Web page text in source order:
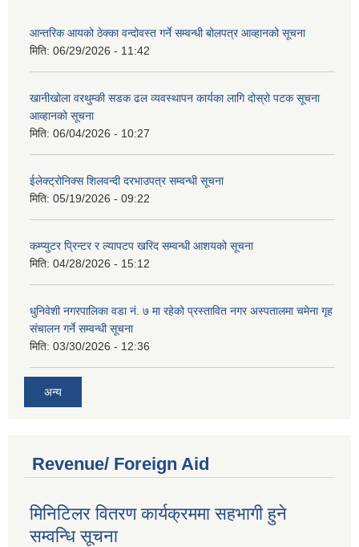
आन्तरिक आयको ठेक्‍का वन्दोवस्त गर्ने सम्वन्धी बोलपत्र आव्हानको सूचना
मिति: 06/29/2026 - 11:42
खानीखोला वरथुम्की सडक ढल व्यवस्थापन कार्यका लागि दोस्रो पटक सूचना
आव्हानको सूचना
मिति: 06/04/2026 - 10:27
ईलेक्ट्रोनिक्स शिलवन्दी दरभाउपत्र सम्वन्धी सूचना
मिति: 05/19/2026 - 09:22
कम्प्युटर प्रिन्टर र ल्यापटप खरिद सम्वन्धी आशयको सूचना
मिति: 04/28/2026 - 15:12
धुनिवेशी नगरपालिका वडा नं. ७ मा रहेको प्रस्तावित नगर अस्पतालमा चमेना गृह
संचालन गर्ने सम्वन्धी सूचना
मिति: 03/30/2026 - 12:36
अन्य
Revenue/ Foreign Aid
मिनिटिलर वितरण कार्यक्रममा सहभागी हुने
सम्वन्धि सूचना